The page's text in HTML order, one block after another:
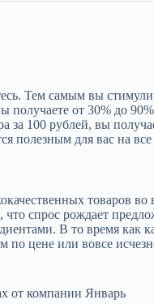
Тем самым вы
от 30% до
100 рублей, вы
полезным для вас на
товаров
что спрос рождает
В то время как
по цене или вовсе